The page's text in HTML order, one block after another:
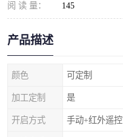
阅 读 量： 145
产品描述
颜色 可定制
加工定制 是
开启方式 手动+红外遥控